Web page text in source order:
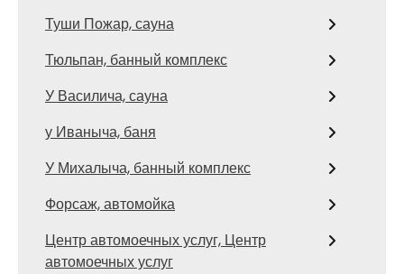
Туши Пожар, сауна
Тюльпан, банный комплекс
У Василича, сауна
у Иваныча, баня
У Михалыча, банный комплекс
Форсаж, автомойка
Центр автомоечных услуг, Центр
автомоечных услуг